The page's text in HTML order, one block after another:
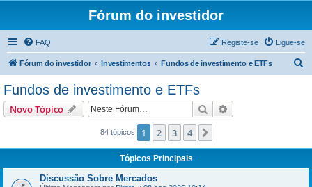
Fórum do investidor
FAQ Ligue-se
Registe-se
Fórum do investidor Investimentos Fundos de investimento e ETFs
Fundos de investimento e ETFs
Novo Tópico Pesquisar
84 tópicos 1 2 3 4
Tópicos Principais
Discussão Sobre Mercados